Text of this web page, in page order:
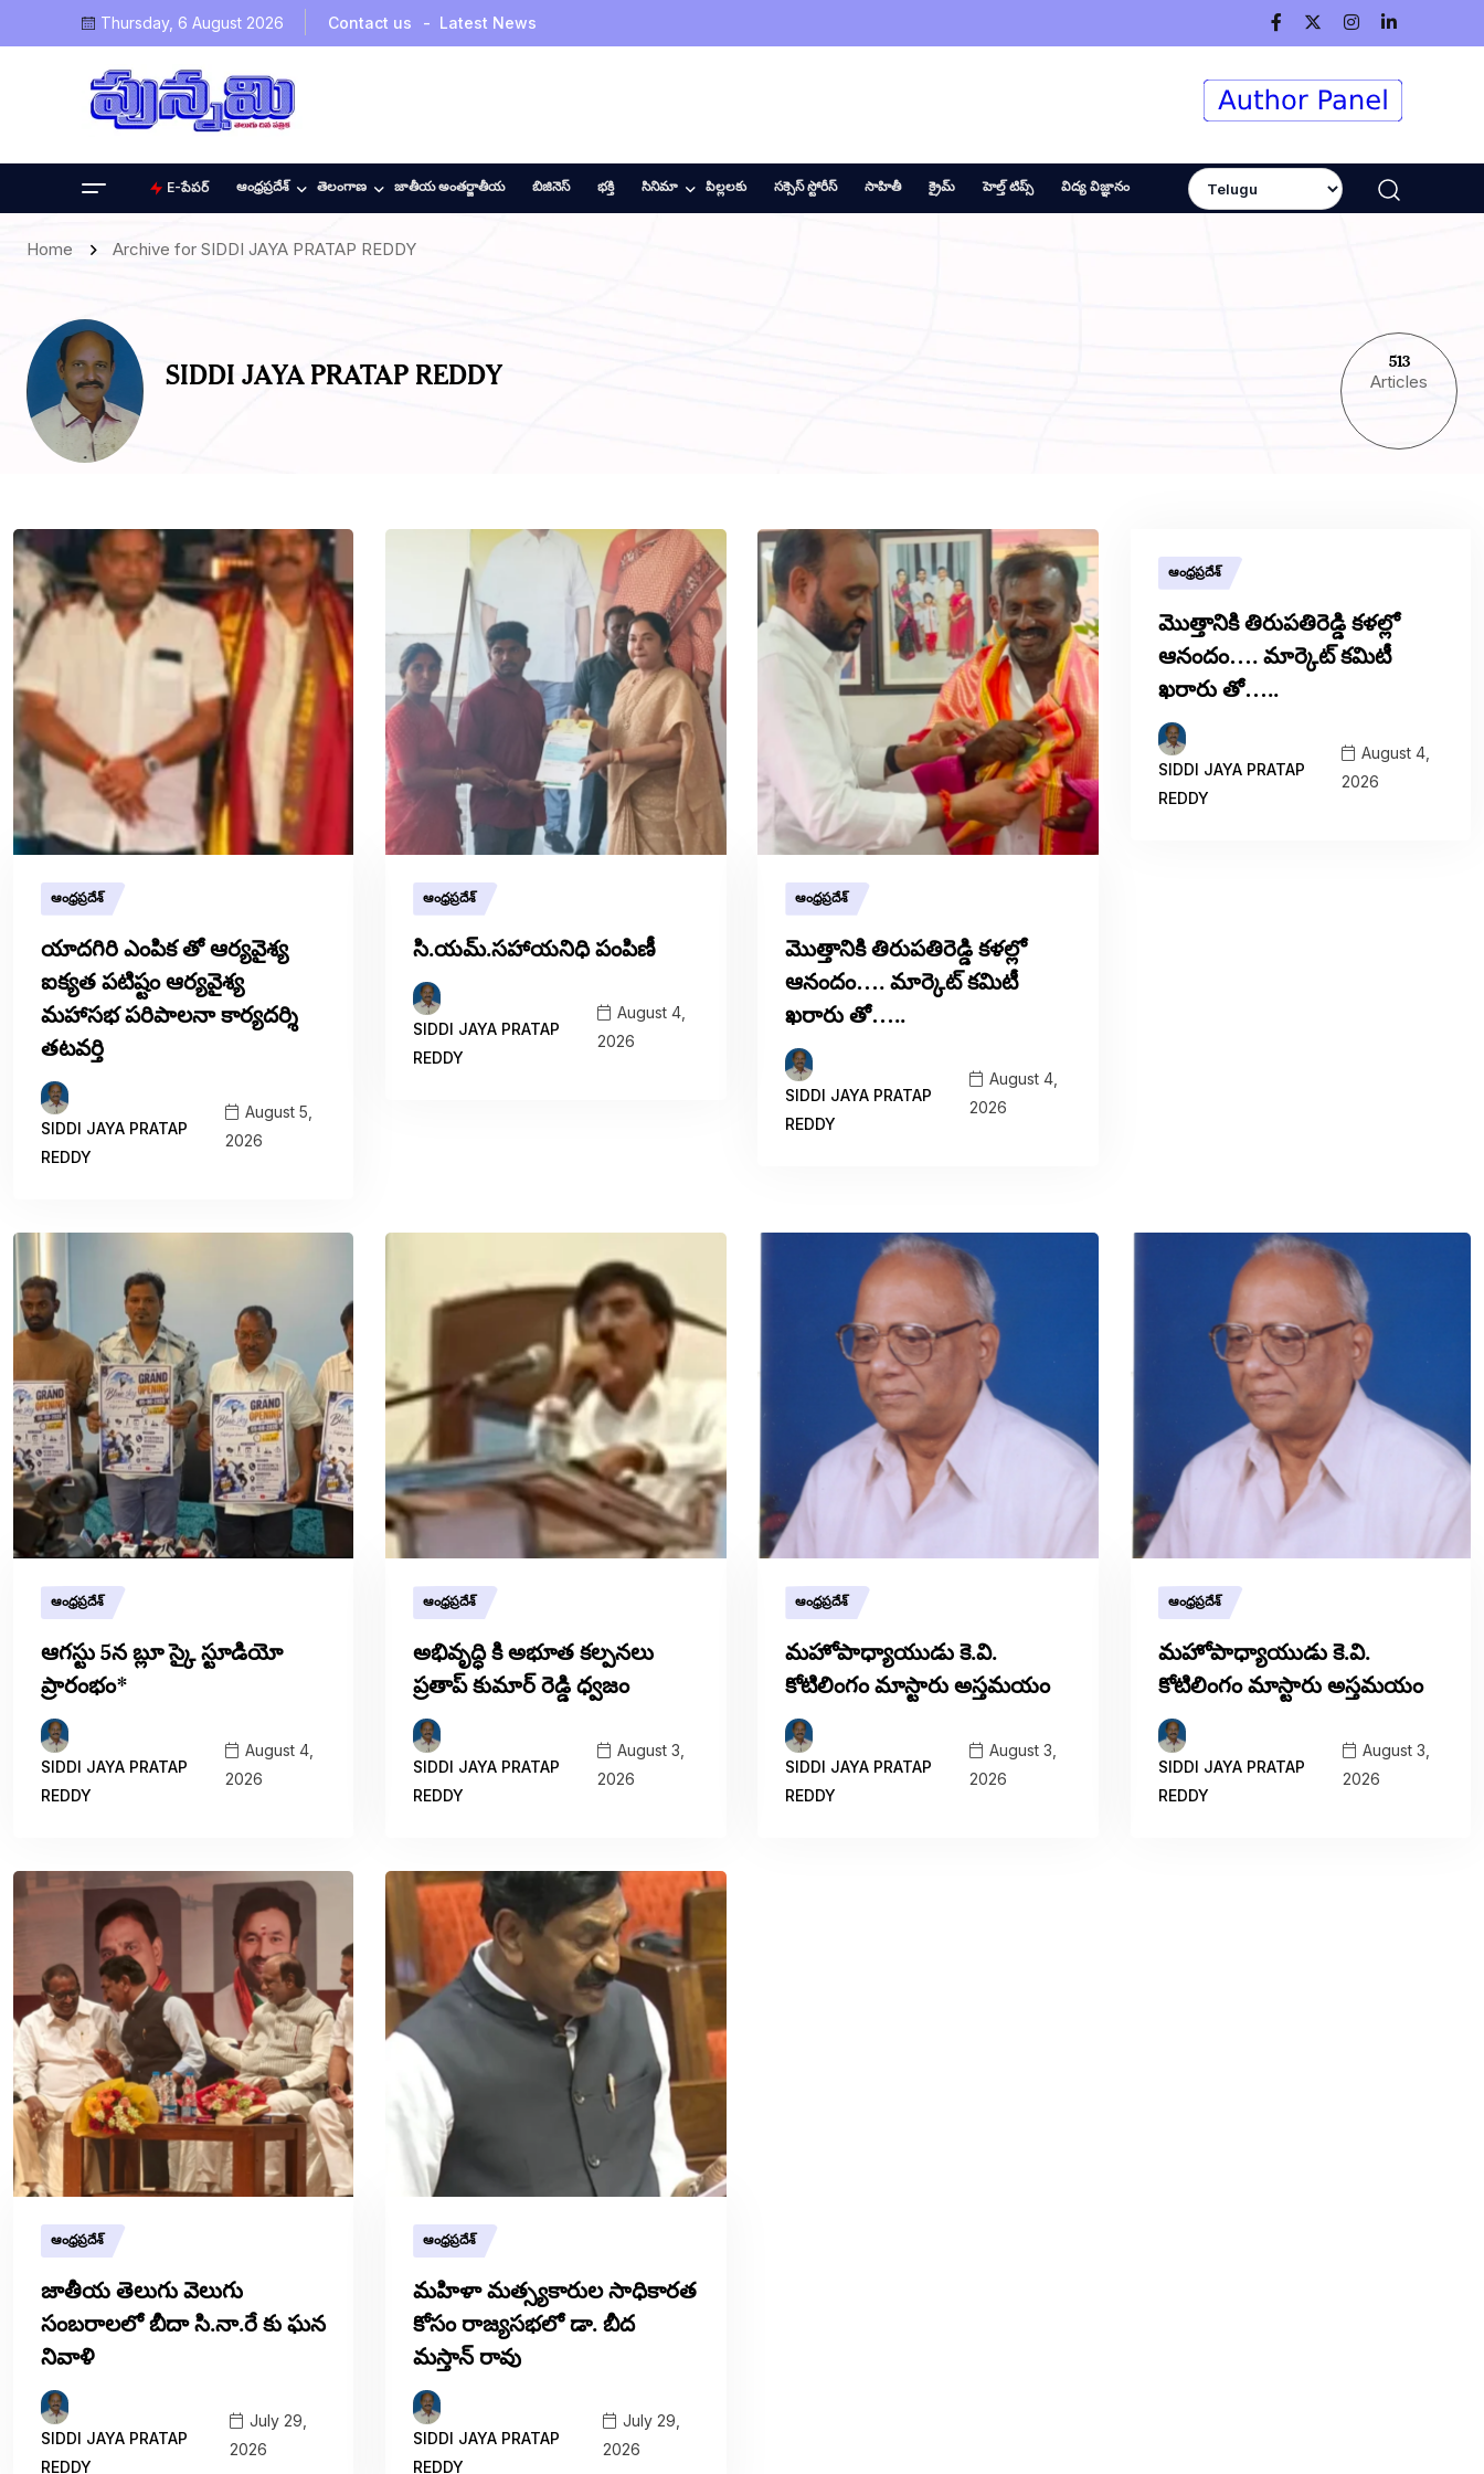
Thursday, 6 August 2026 Contact us Latest News
E-పేపర్ ఆంధ్రప్రదేశ్ తెలంగాణ జాతీయ అంతర్జాతీయ బిజినెస్ భక్తి సినిమా పిల్లలకు సక్సెస్ స్టోరీస్ సాహితీ క్రైమ్ హెల్త్ టిప్స్ విద్య విజ్ఞానం
Home Archive for SIDDI JAYA PRATAP REDDY
SIDDI JAYA PRATAP REDDY
513
Articles
ఆంధ్రప్రదేశ్
యాదగిరి ఎంపిక తో ఆర్యవైశ్య
ఐక్యత పటిష్టం ఆర్యవైశ్య
మహాసభ పరిపాలనా కార్యదర్శి
తటవర్తి
SIDDI JAYA PRATAP
REDDY
August 5,
2026
ఆంధ్రప్రదేశ్
సి.యమ్.సహాయనిధి పంపిణీ
SIDDI JAYA PRATAP
REDDY
August 4,
2026
ఆంధ్రప్రదేశ్
మొత్తానికి తిరుపతిరెడ్డి కళల్లో
ఆనందం…. మార్కెట్ కమిటీ
ఖరారు తో…..
SIDDI JAYA PRATAP
REDDY
August 4,
2026
ఆంధ్రప్రదేశ్
మొత్తానికి తిరుపతిరెడ్డి కళల్లో
ఆనందం…. మార్కెట్ కమిటీ
ఖరారు తో…..
SIDDI JAYA PRATAP
REDDY
August 4,
2026
ఆంధ్రప్రదేశ్
ఆగస్టు 5న బ్లూ స్కై స్టూడియో
ప్రారంభం*
SIDDI JAYA PRATAP
REDDY
August 4,
2026
ఆంధ్రప్రదేశ్
అభివృద్ధి కి అభూత కల్పనలు
ప్రతాప్ కుమార్ రెడ్డి ధ్వజం
SIDDI JAYA PRATAP
REDDY
August 3,
2026
ఆంధ్రప్రదేశ్
మహోపాధ్యాయుడు కె.వి.
కోటిలింగం మాస్టారు అస్తమయం
SIDDI JAYA PRATAP
REDDY
August 3,
2026
ఆంధ్రప్రదేశ్
మహోపాధ్యాయుడు కె.వి.
కోటిలింగం మాస్టారు అస్తమయం
SIDDI JAYA PRATAP
REDDY
August 3,
2026
ఆంధ్రప్రదేశ్
జాతీయ తెలుగు వెలుగు
సంబరాలలో బీదా సి.నా.రే కు ఘన
నివాళి
SIDDI JAYA PRATAP
REDDY
July 29,
2026
ఆంధ్రప్రదేశ్
మహిళా మత్స్యకారుల సాధికారత
కోసం రాజ్యసభలో డా. బీద
మస్తాన్ రావు
SIDDI JAYA PRATAP
REDDY
July 29,
2026